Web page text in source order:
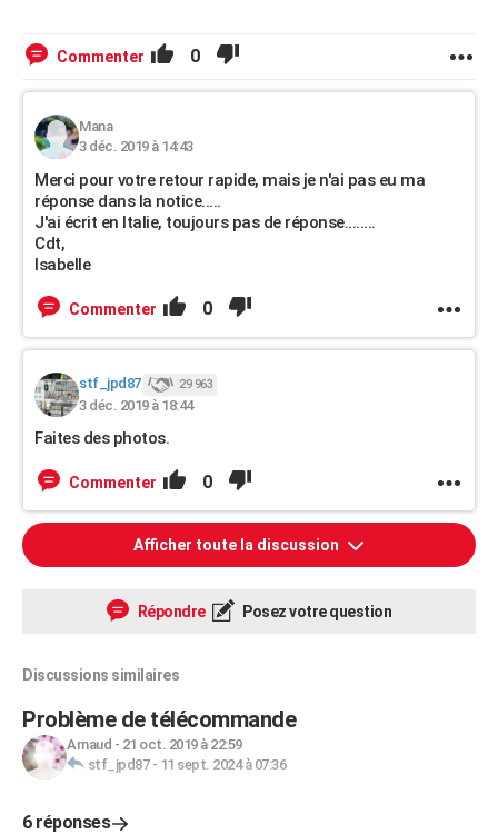
Commenter 0
Mana
3 déc. 2019 à 14:43
Merci pour votre retour rapide, mais je n'ai pas eu ma
réponse dans la notice.....
J'ai écrit en Italie, toujours pas de réponse........
Cdt,
Isabelle
Commenter 0
stf_jpd87 29 963
3 déc. 2019 à 18:44
Faites des photos.
Commenter 0
Afficher toute la discussion
Répondre Posez votre question
Discussions similaires
Problème de télécommande
Arnaud - 21 oct. 2019 à 22:59
stf_jpd87- 11 sept. 2024 à 07:36
6 réponses